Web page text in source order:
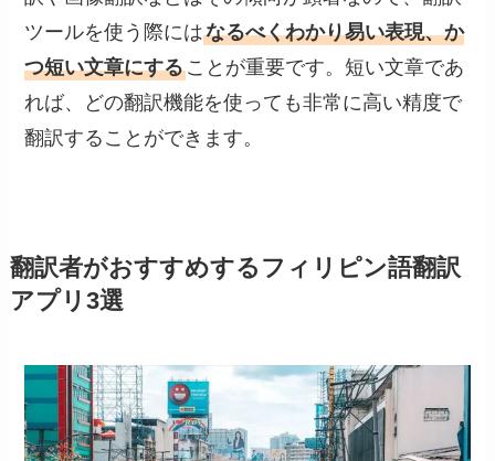
ツールを使う際にはなるべくわかり易い表現、か
つ短い文章にすることが重要です。短い文章であ
れば、どの翻訳機能を使っても非常に高い精度で
翻訳することができます。
翻訳者がおすすめするフィリピン語翻訳
アプリ3選